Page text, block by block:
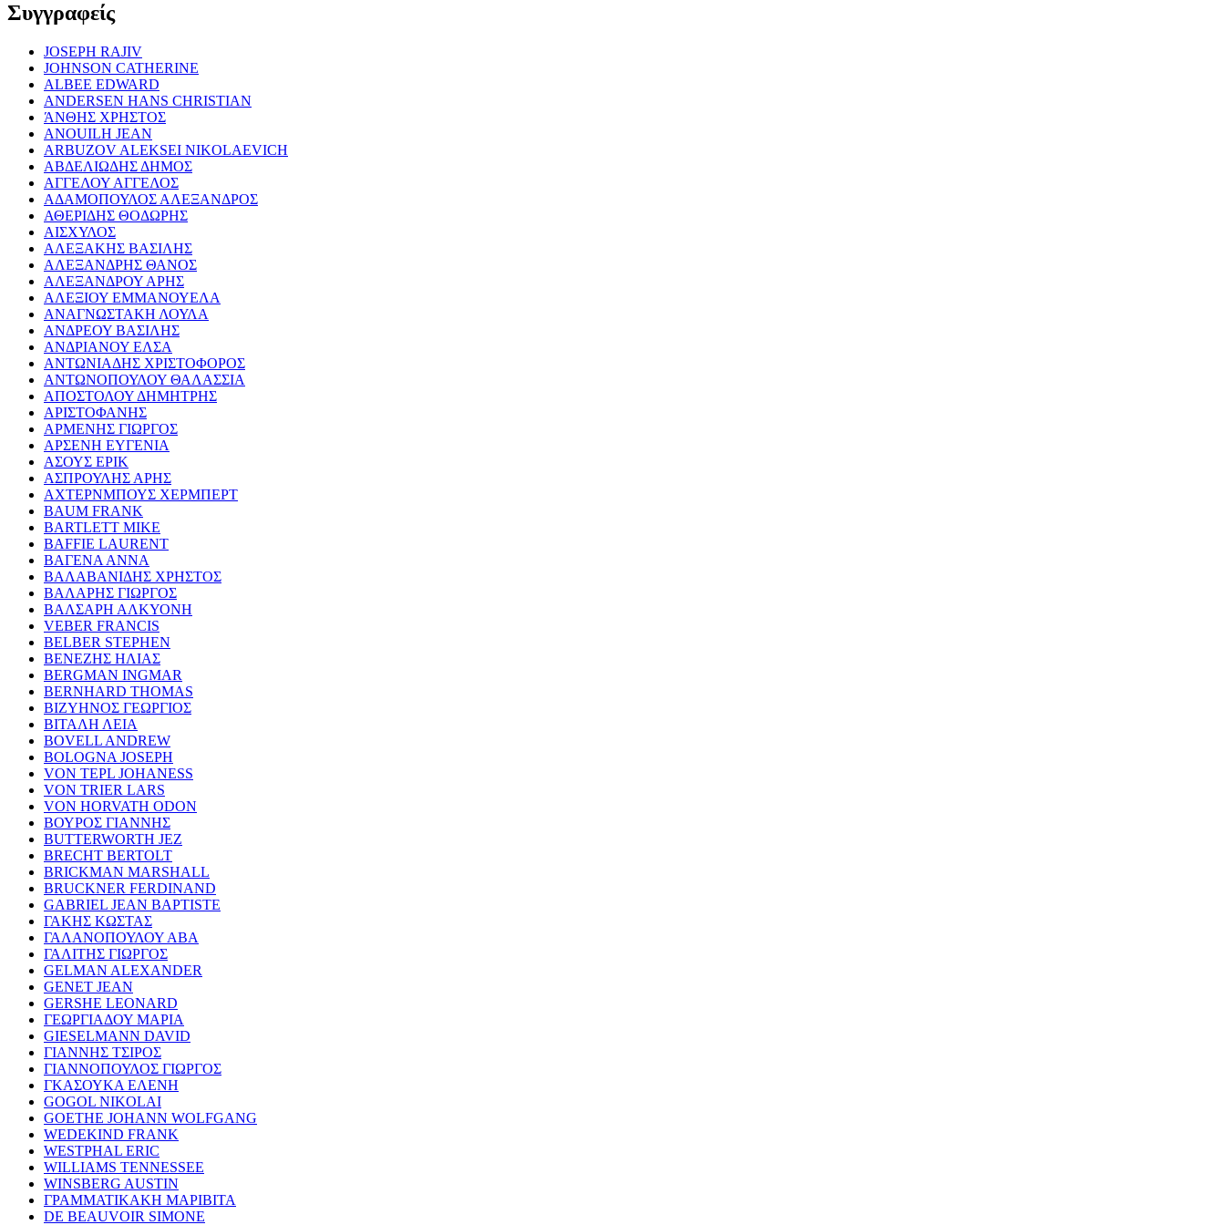
Συγγραφείς
JOSEPH RAJIV
JOHNSON CATHERINE
ALBEE EDWARD
ANDERSEN HANS CHRISTIAN
ΆΝΘΗΣ ΧΡΗΣΤΟΣ
ANOUILH JEAN
ARBUZOV ALEKSEI NIKOLAEVICH
ΑΒΔΕΛΙΩΔΗΣ ΔΗΜΟΣ
ΑΓΓΕΛΟΥ ΑΓΓΕΛΟΣ
ΑΔΑΜΟΠΟΥΛΟΣ ΑΛΕΞΑΝΔΡΟΣ
ΑΘΕΡΙΔΗΣ ΘΟΔΩΡΗΣ
ΑΙΣΧΥΛΟΣ
ΑΛΕΞΑΚΗΣ ΒΑΣΙΛΗΣ
ΑΛΕΞΑΝΔΡΗΣ ΘΑΝΟΣ
ΑΛΕΞΑΝΔΡΟΥ ΑΡΗΣ
ΑΛΕΞΙΟΥ ΕΜΜΑΝΟΥΕΛΑ
ΑΝΑΓΝΩΣΤΑΚΗ ΛΟΥΛΑ
ΑΝΔΡΕΟΥ ΒΑΣΙΛΗΣ
ΑΝΔΡΙΑΝΟΥ ΕΛΣΑ
ΑΝΤΩΝΙΑΔΗΣ ΧΡΙΣΤΟΦΟΡΟΣ
ΑΝΤΩΝΟΠΟΥΛΟΥ ΘΑΛΑΣΣΙΑ
ΑΠΟΣΤΟΛΟΥ ΔΗΜΗΤΡΗΣ
ΑΡΙΣΤΟΦΑΝΗΣ
ΑΡΜΕΝΗΣ ΓΙΩΡΓΟΣ
ΑΡΣΕΝΗ ΕΥΓΕΝΙΑ
ΑΣΟΥΣ ΕΡΙΚ
ΑΣΠΡΟΥΛΗΣ ΑΡΗΣ
ΑΧΤΕΡΝΜΠΟΥΣ ΧΕΡΜΠΕΡΤ
BAUM FRANK
BARTLETT MIKE
BAFFIE LAURENT
ΒΑΓΕΝΑ ΑΝΝΑ
ΒΑΛΑΒΑΝΙΔΗΣ ΧΡΗΣΤΟΣ
ΒΑΛΑΡΗΣ ΓΙΩΡΓΟΣ
ΒΑΛΣΑΡΗ ΑΛΚΥΟΝΗ
VEBER FRANCIS
BELBER STEPHEN
ΒΕΝΕΖΗΣ ΗΛΙΑΣ
BERGMAN INGMAR
BERNHARD THOMAS
ΒΙΖΥΗΝΟΣ ΓΕΩΡΓΙΟΣ
ΒΙΤΑΛΗ ΛΕΙΑ
BOVELL ANDREW
BOLOGNA JOSEPH
VON TEPL JOHANESS
VON TRIER LARS
VON HORVATH ODON
ΒΟΥΡΟΣ ΓΙΑΝΝΗΣ
BUTTERWORTH JEZ
BRECHT BERTOLT
BRICKMAN MARSHALL
BRUCKNER FERDINAND
GABRIEL JEAN BAPTISTE
ΓΑΚΗΣ ΚΩΣΤΑΣ
ΓΑΛΑΝΟΠΟΥΛΟΥ ΑΒΑ
ΓΑΛΙΤΗΣ ΓΙΩΡΓΟΣ
GELMAN ALEXANDER
GENET JEAN
GERSHE LEONARD
ΓΕΩΡΓΙΑΔΟΥ ΜΑΡΙΑ
GIESELMANN DAVID
ΓΙΑΝΝΗΣ ΤΣΙΡΟΣ
ΓΙΑΝΝΟΠΟΥΛΟΣ ΓΙΩΡΓΟΣ
ΓΚΑΣΟΥΚΑ ΕΛΕΝΗ
GOGOL NIKOLAI
GOETHE JOHANN WOLFGANG
WEDEKIND FRANK
WESTPHAL ERIC
WILLIAMS TENNESSEE
WINSBERG AUSTIN
ΓΡΑΜΜΑΤΙΚΑΚΗ ΜΑΡΙΒΙΤΑ
DE BEAUVOIR SIMONE